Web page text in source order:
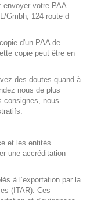
envoyer votre PAA
Gmbh, 124 route d
d'un PAA de
copie peut être en
des doutes quand à
nous de plus
consignes, nous
et les entités
une accréditation
à l’exportation par la
(ITAR). Ces